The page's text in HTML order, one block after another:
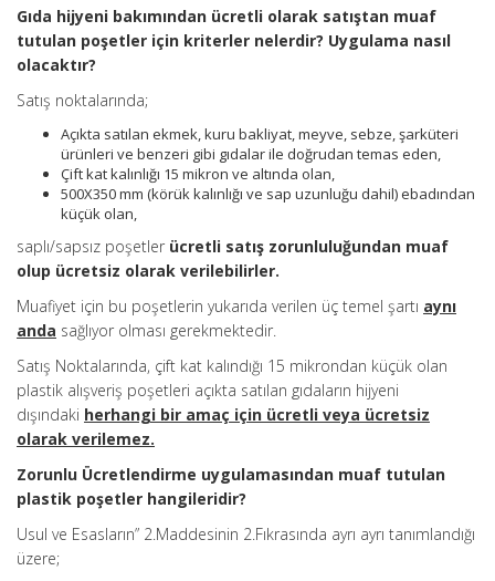
Gıda hijyeni bakımından ücretli olarak satıştan muaf
tutulan poşetler için kriterler nelerdir? Uygulama nasıl
olacaktır?
Satış noktalarında;
Açıkta satılan ekmek, kuru bakliyat, meyve, sebze, şarküteri
ürünleri ve benzeri gibi gıdalar ile doğrudan temas eden,
Çift kat kalınlığı 15 mikron ve altında olan,
500X350 mm (körük kalınlığı ve sap uzunluğu dahil) ebadından
küçük olan,
saplı/sapsız poşetler ücretli satış zorunluluğundan muaf
olup ücretsiz olarak verilebilirler.
Muafiyet için bu poşetlerin yukarıda verilen üç temel şartı aynı
anda sağlıyor olması gerekmektedir.
Satış Noktalarında, çift kat kalındığı 15 mikrondan küçük olan
plastik alışveriş poşetleri açıkta satılan gıdaların hijyeni
dışındaki herhangi bir amaç için ücretli veya ücretsiz
olarak verilemez.
Zorunlu Ücretlendirme uygulamasından muaf tutulan
plastik poşetler hangileridir?
Usul ve Esasların” 2.Maddesinin 2.Fıkrasında ayrı ayrı tanımlandığı
üzere;